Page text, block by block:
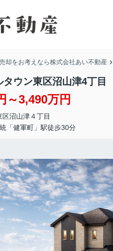
却をお考えなら株式会社あい不動産
ウン東区沼山津4丁目
～3,490万円
区沼山津４丁目
「健軍町」駅徒歩30分